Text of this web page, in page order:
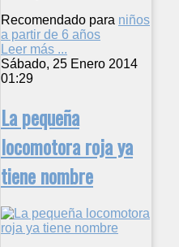
Recomendado para niños
a partir de 6 años
Leer más ...
Sábado, 25 Enero 2014
01:29
La pequeña
locomotora roja ya
tiene nombre